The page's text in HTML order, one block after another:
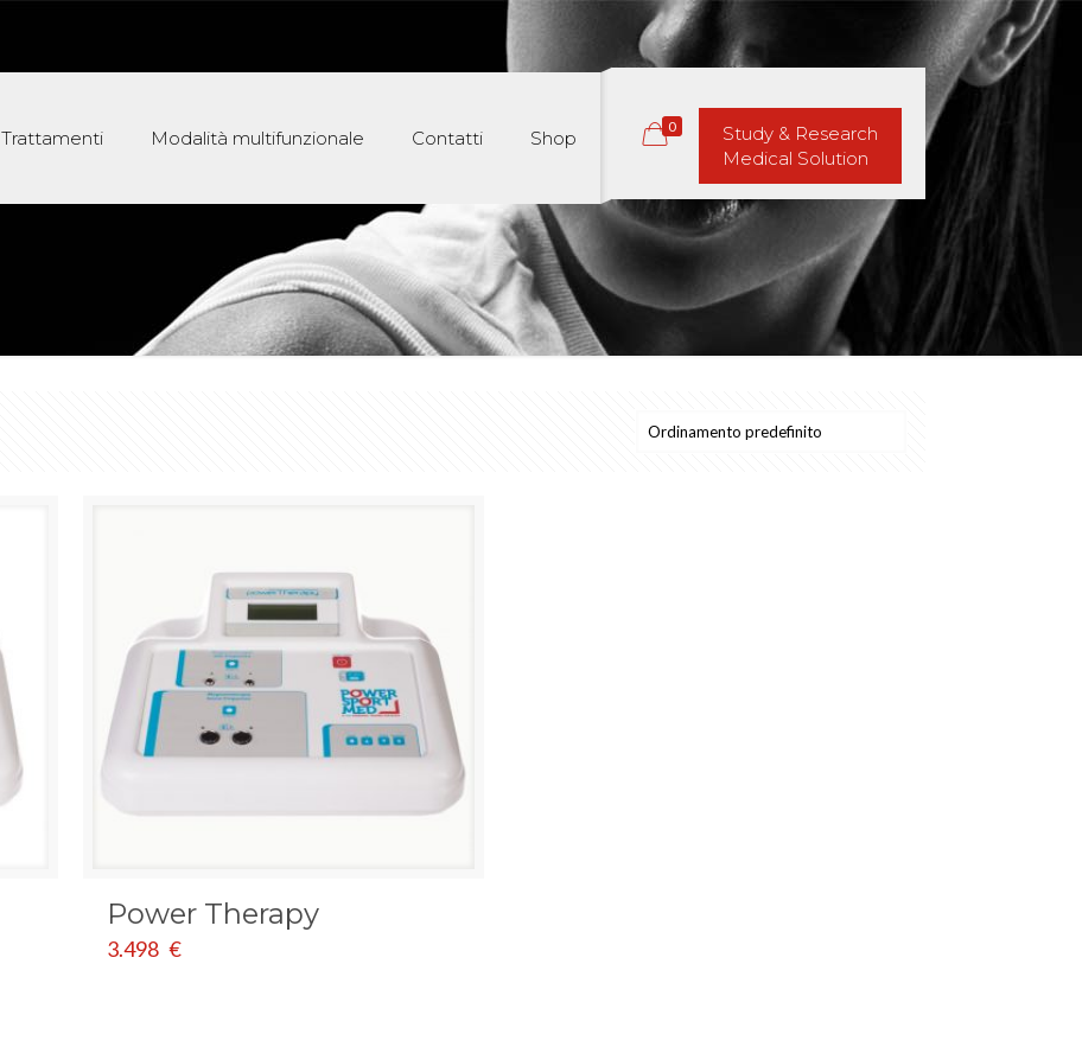
Trattamenti Modalità multifunzionale Contatti Shop
0
Study & Research
Medical Solution
Power Therapy
3.498 €